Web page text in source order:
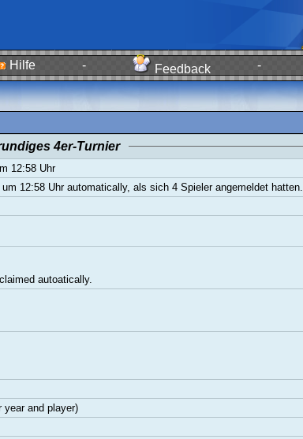
Hilfe - Feedback -
4er-Turnier
12:58 Uhr
12:58 Uhr automatically, als sich 4 Spieler angemeldet hatten.
autoatically.
year and player)